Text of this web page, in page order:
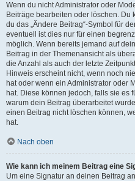
Wenn du nicht Administrator oder
Beiträge bearbeiten oder löschen.
du das „Ändere Beitrag“-Symbol für
eventuell ist dies nur für einen
möglich. Wenn bereits jemand auf
Beitrag in der Themenansicht als
die Anzahl als auch der letzte
Hinweis erscheint nicht, wenn noch
hat oder wenn ein Administrator oder
hat. Diese können jedoch, falls sie es
warum dein Beitrag überarbeitet
einen Beitrag nicht löschen können,
hat.
Nach oben
Wie kann ich meinem Beitrag eine
Um eine Signatur an deinen Beitrag